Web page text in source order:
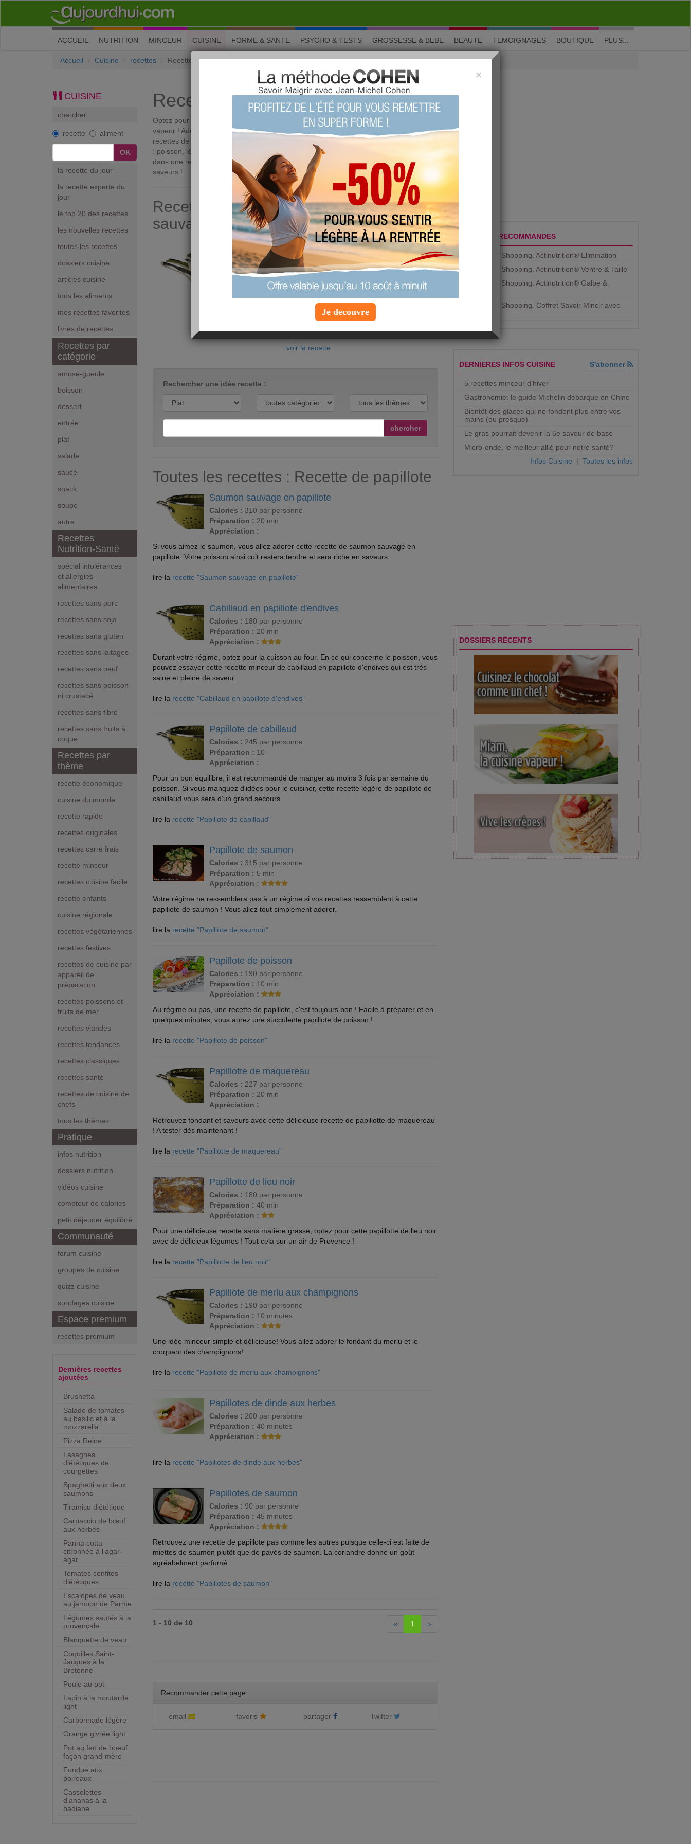
M'inscrire| Me connecter| ? Visite guidée
ACCUEIL (current)
NUTRITION MINCEUR CUISINE FORME & SANTE PSYCHO & TESTS GROSSESSE & BEBE BEAUTE TEMOIGNAGES BOUTIQUE PLUS...
Accueil Cuisine recettes Recette de papillote
CUISINE
chercher
recette aliment
la recette du jour
la recette experte du
jour
le top 20 des recettes
les nouvelles recettes
toutes les recettes
dossiers cuisine
articles cuisine
tous les aliments
mes recettes favorites
livres de recettes
Recettes par
catégorie
amuse-gueule
boisson
dessert
entrée
plat
salade
sauce
snack
soupe
autre
Recettes
Nutrition-Santé
spécial intolérances
et allergies
alimentaires
recettes sans porc
recettes sans soja
recettes sans gluten
recettes sans laitages
recettes sans oeuf
recettes sans poisson
ni crustacé
recettes sans fibre
recettes sans fruits à
coque
Recettes par
thème
recette économique
cuisine du monde
recette rapide
recettes originales
recettes carré frais
recette minceur
recettes cuisine facile
recette enfants
cuisine régionale
recettes végétariennes
recettes festives
recettes de cuisine par
appareil de
préparation
recettes poissons et
fruits de mer
recettes viandes
recettes tendances
recettes classiques
recettes santé
recettes de cuisine de
chefs
tous les thèmes
Pratique
infos nutrition
dossiers nutrition
vidéos cuisine
compteur de calories
petit déjeuner équilibré
Communauté
forum cuisine
groupes de cuisine
quizz cuisine
sondages cuisine
Espace premium
recettes premium
Dernières recettes
ajoutées
Brushetta
Salade de tomates
au basilic et à la
mozzarella
Pizza Reine
Lasagnes
diététiques de
courgettes
Spaghetti aux deux
saumons
Tiramisu diététique
Carpaccio de bœuf
aux herbes
Panna cotta
citronnée à l'agar-
agar
Tomates confites
diététiques
Escalopes de veau
au jambon de Parme
Légumes sautés à la
provençale
Blanquette de veau
Coquilles Saint-
Jacques à la
Bretonne
Poule au pot
Lapin à la moutarde
light
Carbonnade légère
Orange givrée light
Pot au feu de boeuf
façon grand-mère
Fondue aux
poireaux
Cassolettes
d'ananas à la
badiane
Recette de papillote
Optez pour les papillotes car elles préservent la saveur des aliments grâce à la cuisson
vapeur ! Adoptez ce mode de cuisson facile, même pour les débutants, et déclinez vos
recettes de papillote à l'infini. Une recette de papillote peut se composer de tout aliment
: poisson, légumes, riz, pâtes, viandes, fruits... Les idées ne manquent pas. En plus,
dans une recette de papillote, c'est moins de matières grasses, plus de vitamines et de
saveurs !
Recette de papillote du jour : Saumon
sauvage en papillote
Si vous aimez le saumon, vous allez adorer
cette recette de saumon sauvage en papillote.
Votre poisson ainsi cuit restera tendre et sera
riche en saveurs.
appréciation :
proposée par steflucy
24245 fois
commenté :1 fois
voir la recette
Rechercher une idée recette :
chercher
Toutes les recettes : Recette de papillote
Saumon sauvage en papillote
Calories : 310 par personne
Préparation : 20 min
Appréciation :
Si vous aimez le saumon, vous allez adorer cette recette de saumon sauvage en
papillote. Votre poisson ainsi cuit restera tendre et sera riche en saveurs.
lire la recette "Saumon sauvage en papillote"
Cabillaud en papillote d'endives
Calories : 180 par personne
Préparation : 20 min
Appréciation :
Durant votre régime, optez pour la cuisson au four. En ce qui concerne le poisson, vous
pouvez essayer cette recette minceur de cabillaud en papillote d'endives qui est très
saine et pleine de saveur.
lire la recette "Cabillaud en papillote d'endives"
Papillote de cabillaud
Calories : 245 par personne
Préparation : 10
Appréciation :
Pour un bon équilibre, il est recommandé de manger au moins 3 fois par semaine du
poisson. Si vous manquez d'idées pour le cuisiner, cette recette légère de papillote de
cabillaud vous sera d'un grand secours.
lire la recette "Papillote de cabillaud"
Papillote de saumon
Calories : 315 par personne
Préparation : 5 min
Appréciation :
Votre régime ne ressemblera pas à un régime si vos recettes ressemblent à cette
papillote de saumon ! Vous allez tout simplement adorer.
lire la recette "Papillote de saumon"
Papillote de poisson
Calories : 190 par personne
Préparation : 10 min
Appréciation :
Au régime ou pas, une recette de papillote, c'est toujours bon ! Facile à préparer et en
quelques minutes, vous aurez une succulente papillote de poisson !
lire la recette "Papillote de poisson"
Papillotte de maquereau
Calories : 227 par personne
Préparation : 20 min
Appréciation :
Retrouvez fondant et saveurs avec cette délicieuse recette de papillotte de maquereau
! A tester dès maintenant !
lire la recette "Papillotte de maquereau"
Papillotte de lieu noir
Calories : 180 par personne
Préparation : 40 min
Appréciation :
Pour une délicieuse recette sans matière grasse, optez pour cette papillotte de lieu noir
avec de délicieux légumes ! Tout cela sur un air de Provence !
lire la recette "Papillotte de lieu noir"
Papillote de merlu aux champignons
Calories : 190 par personne
Préparation : 10 minutes
Appréciation :
Une idée minceur simple et délicieuse! Vous allez adorer le fondant du merlu et le
croquant des champignons!
lire la recette "Papillote de merlu aux champignons"
Papillotes de dinde aux herbes
Calories : 200 par personne
Préparation : 40 minutes
Appréciation :
lire la recette "Papillotes de dinde aux herbes"
Papillotes de saumon
Calories : 90 par personne
Préparation : 45 minutes
Appréciation :
Retrouvez une recette de papillote pas comme les autres puisque celle-ci est faite de
miettes de saumon plutôt que de pavés de saumon. La coriandre donne un goût
agréabelment parfumé.
lire la recette "Papillotes de saumon"
1 - 10 de 10 « 1 »
Recommander cette page :
email favoris partager Twitter
PRODUITS RECOMMANDES
Aujourdhui Shopping. Actinutrition® Elimination
Aujourdhui Shopping. Actinutrition® Ventre & Taille
Aujourdhui Shopping. Actinutrition® Galbe &
Aujourdhui Shopping. ​Coffret Savoir Mincir avec
DERNIERES INFOS CUISINE S'abonner
5 recettes minceur d'hiver
Gastronomie: le guide Michelin débarque en Chine
Bientôt des glaces qui ne fondent plus entre vos
mains (ou presque)
Le gras pourrait devenir la 6e saveur de base
Micro-onde, le meilleur allié pour notre santé?
Infos Cuisine | Toutes les infos
DOSSIERS RÉCENTS
×
Je decouvre